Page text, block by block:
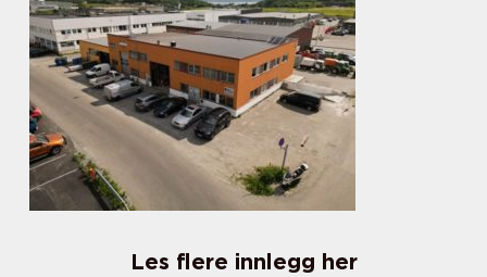
Les flere innlegg her